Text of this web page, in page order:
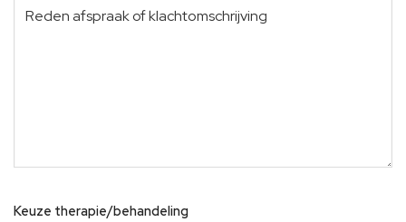
Keuze therapie/behandeling